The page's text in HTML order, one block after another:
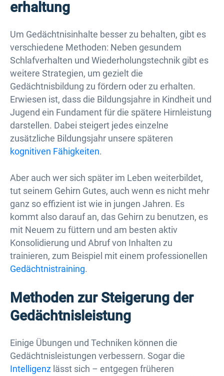
erhaltung
Um Gedächtnisinhalte besser zu behalten, gibt es
verschiedene Methoden: Neben gesundem
Schlafverhalten und Wiederholungstechnik gibt es
weitere Strategien, um gezielt die
Gedächtnisbildung zu fördern oder zu erhalten.
Erwiesen ist, dass die Bildungsjahre in Kindheit und
Jugend ein Fundament für die spätere Hirnleistung
darstellen. Dabei steigert jedes einzelne
zusätzliche Bildungsjahr unsere späteren
kognitiven Fähigkeiten.
Aber auch wer sich später im Leben weiterbildet,
tut seinem Gehirn Gutes, auch wenn es nicht mehr
ganz so effizient ist wie in jungen Jahren. Es
kommt also darauf an, das Gehirn zu benutzen, es
mit Neuem zu füttern und am besten aktiv
Konsolidierung und Abruf von Inhalten zu
trainieren, zum Beispiel mit einem professionellen
Gedächtnistraining.
Methoden zur Steigerung der
Gedächtnisleistung
Einige Übungen und Techniken können die
Gedächtnisleistungen verbessern. Sogar die
Intelligenz lässt sich – entgegen früheren